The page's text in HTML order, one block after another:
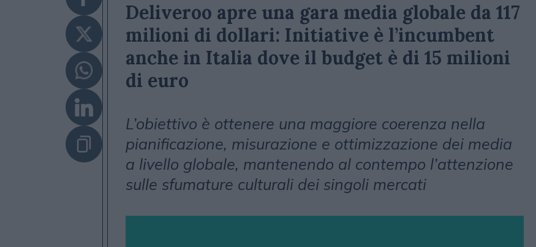
Deliveroo apre una gara media globale da 117
milioni di dollari: Initiative è l’incumbent
anche in Italia dove il budget è di 15 milioni
di euro
L’obiettivo è ottenere una maggiore coerenza nella
pianificazione, misurazione e ottimizzazione dei media
a livello globale, mantenendo al contempo l’attenzione
sulle sfumature culturali dei singoli mercati